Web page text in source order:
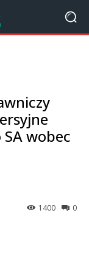
wobec
0
1400